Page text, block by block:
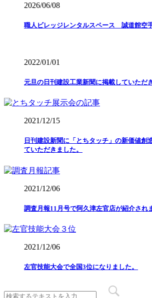
2026/06/08
職人ビレッジレンタルスペース 誠道館
2022/01/01
元旦の日刊建設工業新聞に掲載していただ
2021/12/15
日刊建設新聞に「とちタッチ」の新価値創
ていただきました。
2021/12/06
調査月報11月号で阿久津左官店が紹介され
2021/12/06
左官技能大会で全国3位になりました。